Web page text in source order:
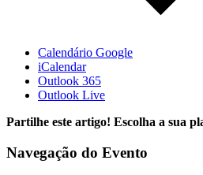
Calendário Google
iCalendar
Outlook 365
Outlook Live
Partilhe este artigo! Escolha a sua
Navegação do Evento